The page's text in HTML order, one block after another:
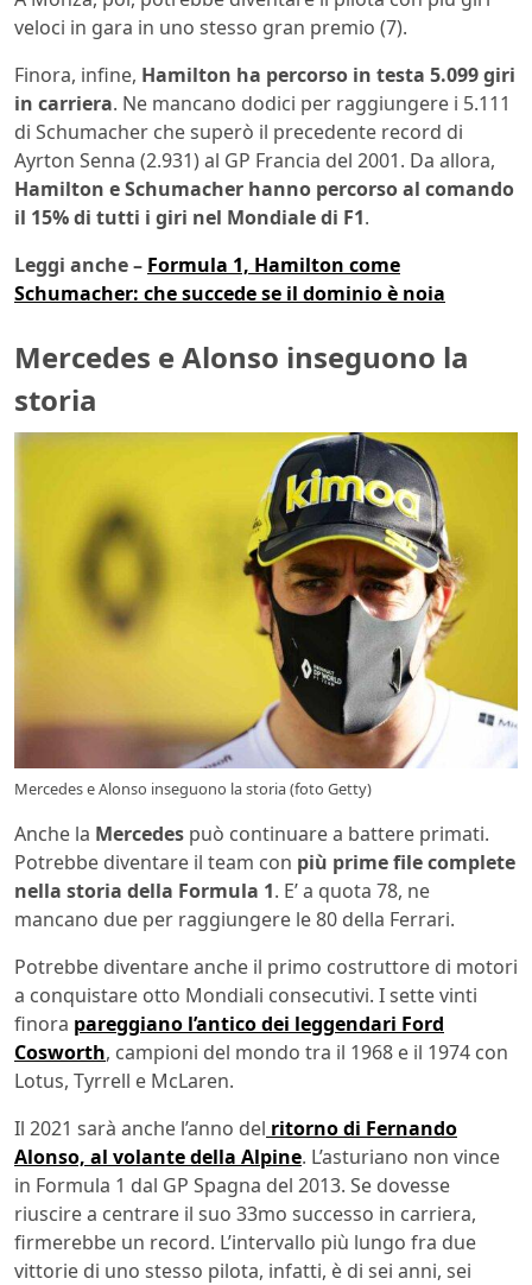
veloci in gara in uno stesso gran premio (7).
Finora, infine, Hamilton ha percorso in testa 5.099 giri
in carriera. Ne mancano dodici per raggiungere i 5.111
di Schumacher che superò il precedente record di
Ayrton Senna (2.931) al GP Francia del 2001. Da allora,
Hamilton e Schumacher hanno percorso al comando
il 15% di tutti i giri nel Mondiale di F1.
Leggi anche – Formula 1, Hamilton come
Schumacher: che succede se il dominio è noia
Mercedes e Alonso inseguono la
storia
Mercedes e Alonso inseguono la storia (foto Getty)
Anche la Mercedes può continuare a battere primati.
Potrebbe diventare il team con più prime file complete
nella storia della Formula 1. E’ a quota 78, ne
mancano due per raggiungere le 80 della Ferrari.
Potrebbe diventare anche il primo costruttore di motori
a conquistare otto Mondiali consecutivi. I sette vinti
finora pareggiano l’antico dei leggendari Ford
Cosworth, campioni del mondo tra il 1968 e il 1974 con
Lotus, Tyrrell e McLaren.
Il 2021 sarà anche l’anno del ritorno di Fernando
Alonso, al volante della Alpine. L’asturiano non vince
in Formula 1 dal GP Spagna del 2013. Se dovesse
riuscire a centrare il suo 33mo successo in carriera,
firmerebbe un record. L’intervallo più lungo fra due
vittorie di uno stesso pilota, infatti, è di sei anni, sei